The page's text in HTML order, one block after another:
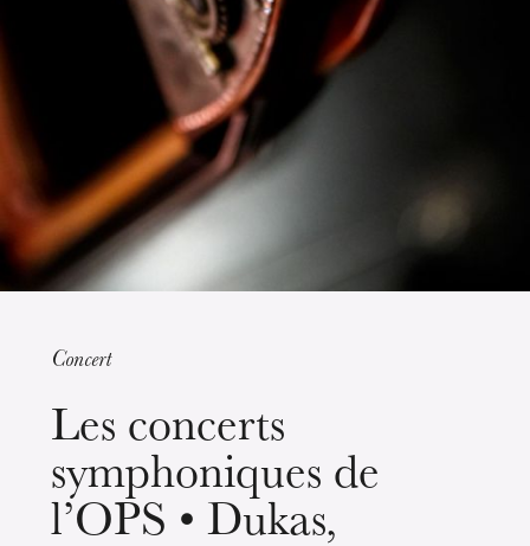
Strasbourg
Concert
Les concerts
symphoniques de
l’OPS • Dukas,